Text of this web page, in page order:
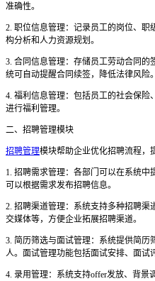
准确性。
2. 职位信息管理：记录员工的岗位、
构分析和人力资源规划。
3. 合同信息管理：存储员工劳动合同
统可自动提醒合同续签，降低法律风险。
4. 福利信息管理：包括员工的社会保
进行福利管理。
二、招聘管理模块
招聘管理模块帮助企业优化招聘流程，
1. 招聘需求管理：各部门可以在系统中
可以根据需求发布招聘信息。
2. 招聘渠道管理：系统支持多种招聘
交媒体等，方便企业拓展招聘渠道。
3. 简历筛选与面试管理：系统提供简
人。面试管理功能包括面试安排、面试
4. 录用管理：系统支持offer发放、背